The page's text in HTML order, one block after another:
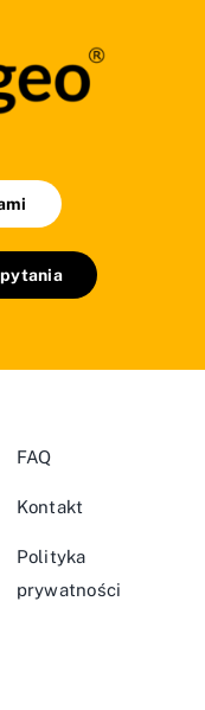
FAQ
Kontakt
Polityka
prywatności